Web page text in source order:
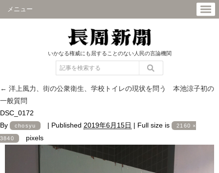
メニュー
いかなる権威にも屈することのない人民の言論機関
← 洋上風力、街の公衆衛生、学校トイレの現状を問う 本池涼子初の
一般質問
DSC_0172
By
chosyu | Published 2019年6月15日 | Full size is 2160 ×
3840 pixels